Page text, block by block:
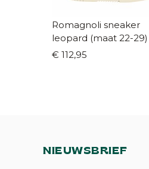
Romagnoli sneaker
leopard (maat 22-29)
€ 112,95
NIEUWSBRIEF